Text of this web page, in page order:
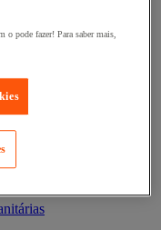
o pode fazer! Para saber mais,